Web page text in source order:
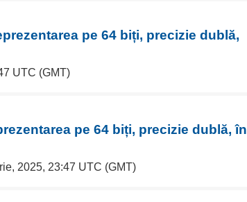
pe 64 biți, precizie dublă,
UTC (GMT)
pe 64 biți, precizie dublă, în
2025, 23:47 UTC (GMT)